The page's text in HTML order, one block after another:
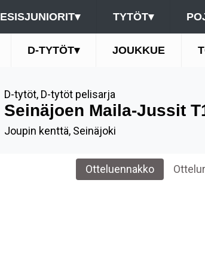
▾ TYTÖT▾
D-TYTÖT▾ JOUKKUE
D-tytöt, D-tytöt pelisarja
Seinäjoen Maila-Jussit
Joupin kenttä, Seinäjoki
Otteluennakko